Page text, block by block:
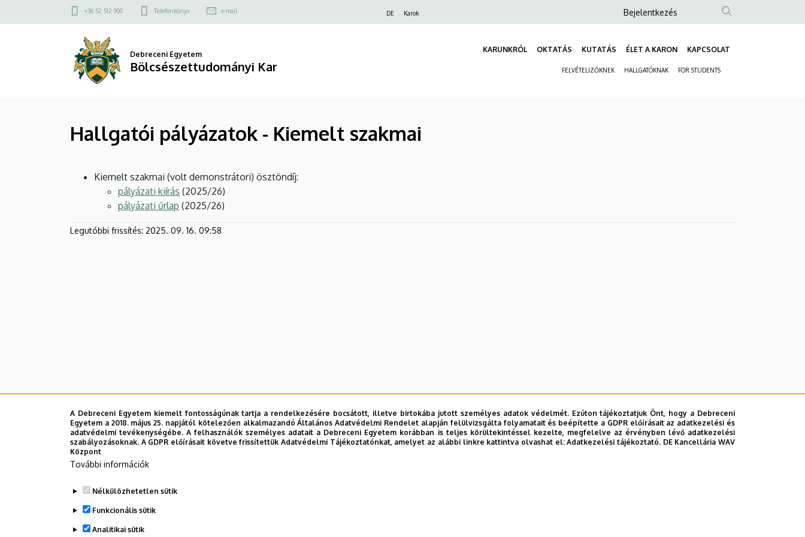
Hallgatói
pályázatok
a
Felső
menü
+36 52 512 900 Telefonkönyv e-mail DE Karok
Anonim
fiók
menüje
Bejelentkezés
Debreceni Egyetem
Bölcsészettudományi Kar
KARUNKRÓL OKTATÁS KUTATÁS ÉLET A KARON KAPCSOLAT
FELVÉTELIZŐKNEK HALLGATÓKNAK FOR STUDENTS
Hallgatói pályázatok - Kiemelt szakmai
Kiemelt szakmai (volt demonstrátori) ösztöndíj:
pályázati kiírás (2025/26)
pályázati űrlap (2025/26)
Legutóbbi frissítés: 2025. 09. 16. 09:58
A Debreceni Egyetem kiemelt fontosságúnak tartja a rendelkezésére bocsátott, illetve birtokába jutott személyes adatok védelmét. Ezúton tájékoztatjuk Önt, hogy a Debreceni
Egyetem a 2018. május 25. napjától kötelezően alkalmazandó Általános Adatvédelmi Rendelet alapján felülvizsgálta folyamatait és beépítette a GDPR előírásait az adatkezelési és
adatvédelmi tevékenységébe. A felhasználók személyes adatait a Debreceni Egyetem korábban is teljes körültekintéssel kezelte, megfelelve az érvényben lévő adatkezelési
szabályozásoknak. A GDPR előírásait követve frissítettük Adatvédelmi Tájékoztatónkat, amelyet az alábbi linkre kattintva olvashat el:Adatkezelési tájékoztató. DE Kancellária WAV
Központ
További információk
Nélkülözhetetlen sütik
Funkcionális sütik
Analitikai sütik